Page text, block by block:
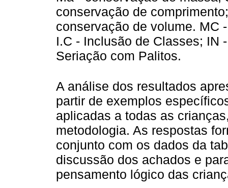
conservação de
conservação de volume. MC
I.C - Inclusão de Classes; IN
Seriação com Palitos.
A análise dos resultados
partir de exemplos
aplicadas a todas as
metodologia. As respostas
conjunto com os dados da
discussão dos achados e
pensamento lógico das